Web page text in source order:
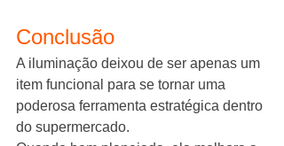
Conclusão
A iluminação deixou de ser apenas um
item funcional para se tornar uma
poderosa ferramenta estratégica dentro
do supermercado.